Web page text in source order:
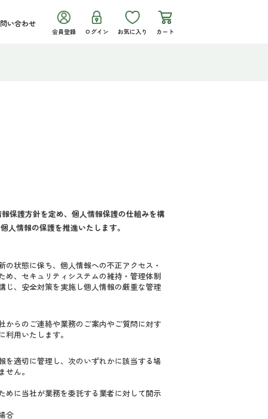
い合わせ
会員登録 ログイン お気に入り カート
保護方針を定め、個人情報保護の仕組みを構
人情報の保護を推進いたします。
状態に保ち、個人情報への不正アクセス・
め、セキュリティシステムの維持・管理体制
じ、安全対策を実施し個人情報の厳重な管理
からのご連絡や業務のご案内やご質問に対す
用いたします。
を適切に管理し、次のいずれかに該当する場
ん。
めに当社が業務を委託する業者に対して開示
合